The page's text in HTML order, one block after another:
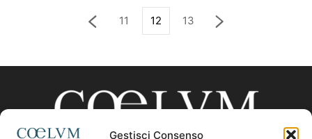
Gestisci Consenso
11 12 13